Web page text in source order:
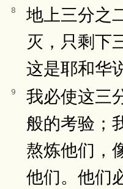
8
地上三分之
灭，只剩下
这是耶和华
9
我必使这三
般的考验；
熬炼他们，
他们。他们